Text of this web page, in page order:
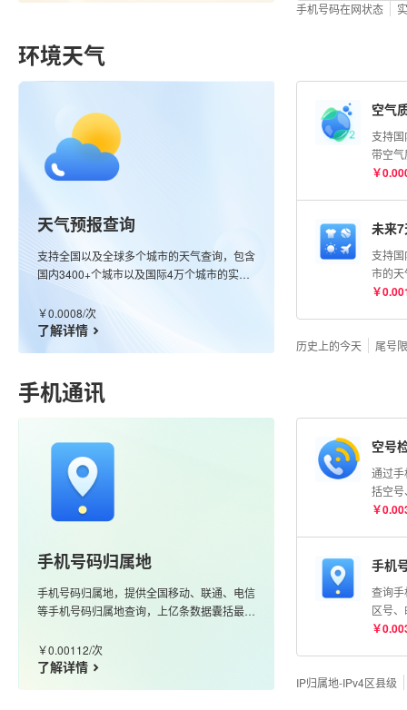
手机号码在网状态
环境天气
天气预报查询
支持全国以及全球多个城市的天气查询，包含
国内3400+个城市以及国际4万个城市的实况
会返回该经纬度最近的站点信息；更新频率分
钟级别。
￥0.0008/次
了解详情
空气
支持
带空
整点
（AQI
染、
O₃、
CO浓
均为
￥
未来
支持
市的
经纬
鱼、
￥
历史上的今天 尾号
手机通讯
手机号码归属地
手机号码归属地，提供全国移动、联通、电信
等手机号码归属地查询，上亿条数据囊括最新
度高
￥0.00112/次
了解详情
空号
通过
括空
险号
￥
手机
查询
区号
携号
￥
IP归属地-IPv4区县级